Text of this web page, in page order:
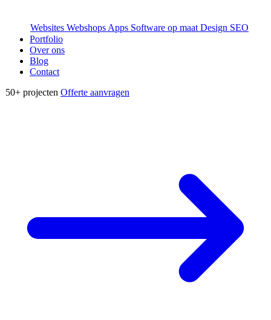
Websites Webshops Apps Software op maat Design SEO
Portfolio
Over ons
Blog
Contact
50+ projecten Offerte aanvragen